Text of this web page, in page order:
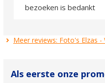
bezoeken is bedankt
Meer reviews: Foto's Elzas -
Als eerste onze